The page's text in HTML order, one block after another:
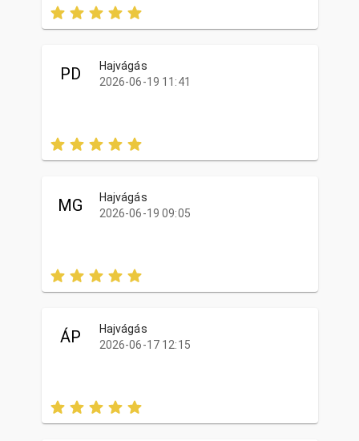
PD
Hajvágás
2026-06-19 11:41
MG
Hajvágás
2026-06-19 09:05
ÁP
Hajvágás
2026-06-17 12:15